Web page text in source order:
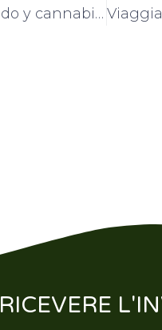
Sonido y cannabis: quando il corpo si trasforma in strumento della coscienza
RICEVERE